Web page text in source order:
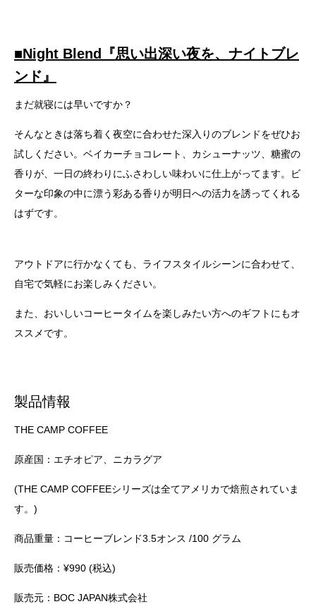
■Night Blend『思い出深い夜を、ナイトブレ
ンド』
まだ就寝には早いですか？
そんなときは落ち着く夜空に合わせた深入りのブレンドをぜひお
試しください。ベイカーチョコレート、カシューナッツ、糖蜜の
香りが、一日の終わりにふさわしい味わいに仕上がってます。ビ
ターな印象の中に漂う彩ある香りが明日への活力を誘ってくれる
はずです。
アウトドアに行かなくても、ライフスタイルシーンに合わせて、
自宅で気軽にお楽しみください。
また、おいしいコーヒータイムを楽しみたい方へのギフトにもオ
ススメです。
製品情報
THE CAMP COFFEE
原産国：エチオピア、ニカラグア
(THE CAMP COFFEEシリーズは全てアメリカで焙煎されていま
す。)
商品重量：コーヒーブレンド3.5オンス /100 グラム
販売価格：¥990 (税込)
販売元：BOC JAPAN株式会社